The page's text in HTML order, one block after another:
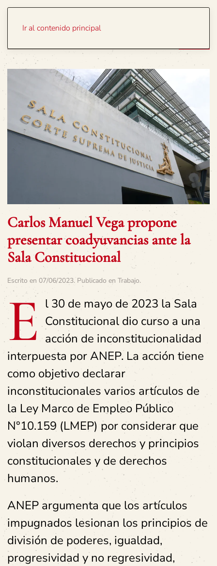
Ir al contenido principal
Carlos Manuel Vega propone
presentar coadyuvancias ante la
Sala Constitucional
Escrito en 07/06/2023. Publicado en Trabajo.
E l 30 de mayo de 2023 la Sala
Constitucional dio curso a una
acción de inconstitucionalidad
interpuesta por ANEP. La acción tiene
como objetivo declarar
inconstitucionales varios artículos de
la Ley Marco de Empleo Público
N°10.159 (LMEP) por considerar que
violan diversos derechos y principios
constitucionales y de derechos
humanos.
ANEP argumenta que los artículos
impugnados lesionan los principios de
división de poderes, igualdad,
progresividad y no regresividad,